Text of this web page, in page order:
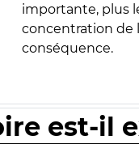
importante, plus
concentration de
conséquence.
est-il